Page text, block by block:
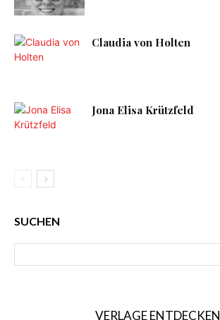
Claudia von Holten
Jona Elisa Krützfeld
SUCHEN
VERLAGE ENTDECKEN